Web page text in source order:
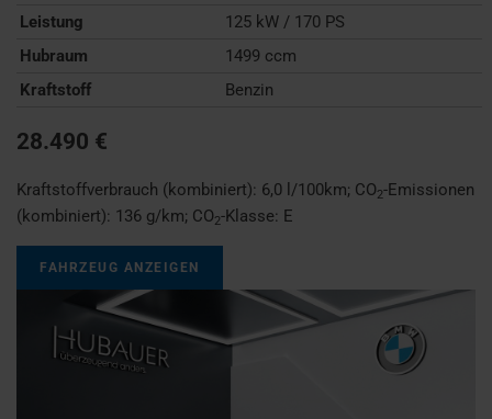
Leistung
125 kW / 170 PS
Hubraum
1499 ccm
Kraftstoff
Benzin
28.490 €
Kraftstoffverbrauch (kombiniert): 6,0 l/100km; CO2-Emissionen
(kombiniert): 136 g/km; CO2-Klasse: E
FAHRZEUG ANZEIGEN